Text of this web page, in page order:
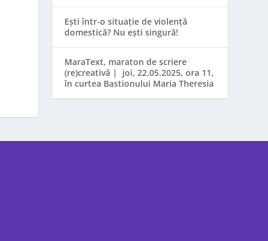
Ești într-o situație de violență
domestică? Nu ești singură!
MaraText, maraton de scriere
(re)creativă | joi, 22.05.2025, ora 11,
în curtea Bastionului Maria Theresia